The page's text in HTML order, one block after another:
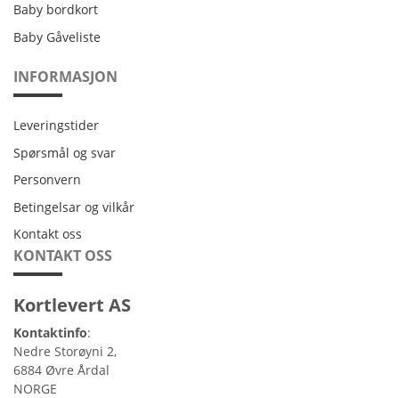
Baby bordkort
Baby Gåveliste
INFORMASJON
Leveringstider
Leveringstider
Spørsmål og svar
Personvern
Personvern
Betingelsar og vilkår
Betingelsar og vilkår
Kontakt oss
Kontakt oss
KONTAKT OSS
Kortlevert AS
Kontaktinfo:
Nedre Storøyni 2,
6884 Øvre Årdal
NORGE